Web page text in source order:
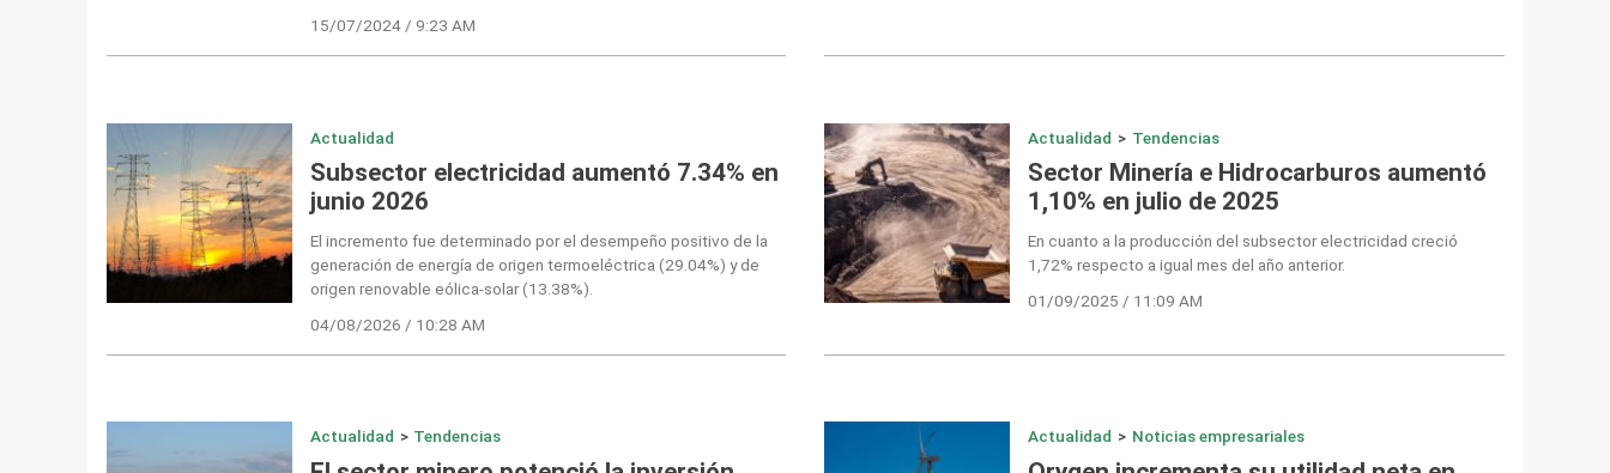
15/07/2024 / 9:23 AM
Actualidad
Subsector electricidad aumentó 7.34% en
junio 2026
El incremento fue determinado por el desempeño positivo de la
generación de energía de origen termoeléctrica (29.04%) y de
origen renovable eólica-solar (13.38%).
04/08/2026 / 10:28 AM
Actualidad > Tendencias
Sector Minería e Hidrocarburos aumentó
1,10% en julio de 2025
En cuanto a la producción del subsector electricidad creció
1,72% respecto a igual mes del año anterior.
01/09/2025 / 11:09 AM
Actualidad > Tendencias Actualidad > Noticias empresariales